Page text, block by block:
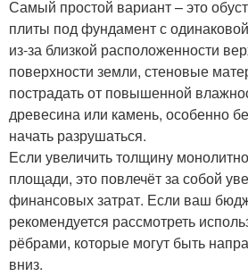
Самый простой вариант – это
плиты под фундамент с
из-за близкой расположенности
поверхности земли, стеновые
пострадать от повышенной
древесина или камень, особенно
начать разрушаться.
Если увеличить толщину
площади, это повлечёт за собой
финансовых затрат. Если ваш
рекомендуется рассмотреть
рёбрами, которые могут быть
вниз.